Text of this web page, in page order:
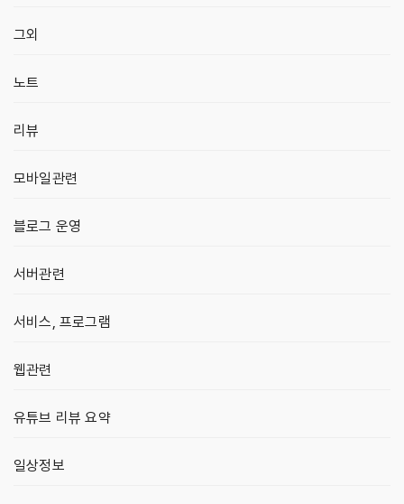
그외
노트
리뷰
모바일관련
블로그 운영
서버관련
서비스, 프로그램
웹관련
유튜브 리뷰 요약
일상정보